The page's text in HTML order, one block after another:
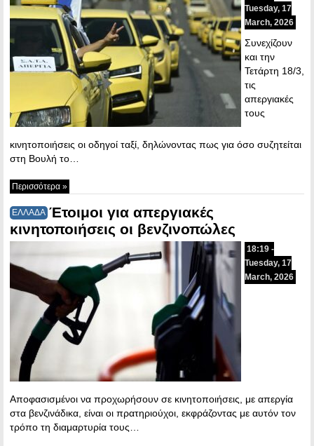
Tuesday, 17
March, 2026
Συνεχίζουν
και την
Τετάρτη 18/3,
τις
απεργιακές
τους
κινητοποιήσεις οι οδηγοί ταξί, δηλώνοντας πως για όσο συζητείται
στη Βουλή το…
Περισσότερα »
ΕΛΛΑΔΑ Έτοιμοι για απεργιακές
κινητοποιήσεις οι βενζινοπώλες
18:19 -
Tuesday, 17
March, 2026
Αποφασισμένοι να προχωρήσουν σε κινητοποιήσεις, με απεργία
στα βενζινάδικα, είναι οι πρατηριούχοι, εκφράζοντας με αυτόν τον
τρόπο τη διαμαρτυρία τους…